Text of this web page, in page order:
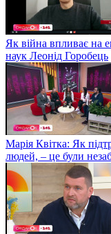
Як війна впливає на
наук Леонід Горобець
Марія Квітка: Як
людей, – це були